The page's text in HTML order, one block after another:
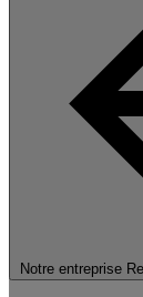
Notre entreprise